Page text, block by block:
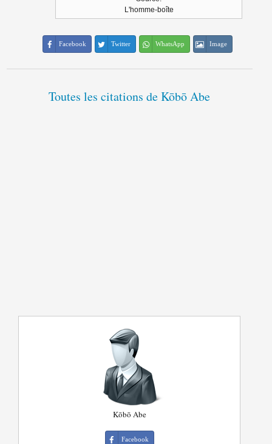
L'homme-boîte
Facebook Twitter WhatsApp Image
Toutes les citations de Kōbō Abe
Kōbō Abe
Facebook